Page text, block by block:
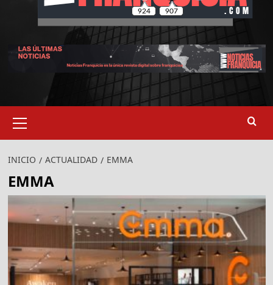
primario
INICIO ACTUALIDAD EMMA
EMMA